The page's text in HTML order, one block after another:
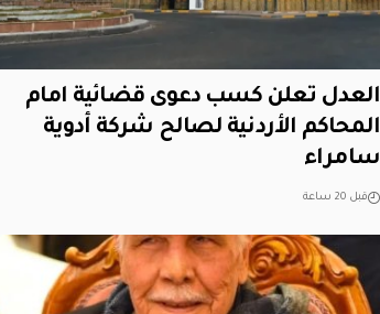
العدل تعلن كسب دعوى قضائية امام
المحاكم الأردنية لصالح شركة أدوية
سامراء
قبل 20 ساعة